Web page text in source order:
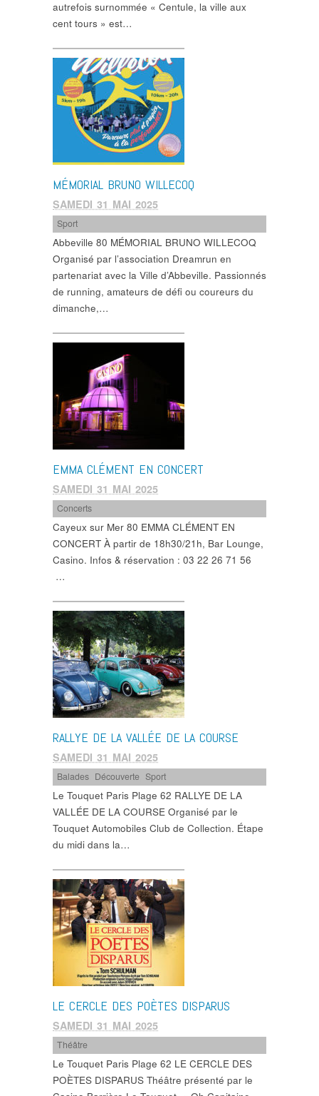
autrefois surnommée « Centule, la ville aux
cent tours » est…
MÉMORIAL BRUNO WILLECOQ
SAMEDI 31 MAI 2025
Sport
Abbeville 80 MÉMORIAL BRUNO WILLECOQ
Organisé par l’association Dreamrun en
partenariat avec la Ville d’Abbeville. Passionnés
de running, amateurs de défi ou coureurs du
dimanche,…
EMMA CLÉMENT EN CONCERT
SAMEDI 31 MAI 2025
Concerts
Cayeux sur Mer 80 EMMA CLÉMENT EN
CONCERT À partir de 18h30/21h, Bar Lounge,
Casino. Infos & réservation : 03 22 26 71 56
…
RALLYE DE LA VALLÉE DE LA COURSE
SAMEDI 31 MAI 2025
Balades Découverte ,Sport
Le Touquet Paris Plage 62 RALLYE DE LA
VALLÉE DE LA COURSE Organisé par le
Touquet Automobiles Club de Collection. Étape
du midi dans la…
LE CERCLE DES POÈTES DISPARUS
SAMEDI 31 MAI 2025
Théâtre
Le Touquet Paris Plage 62 LE CERCLE DES
POÈTES DISPARUS Théâtre présenté par le